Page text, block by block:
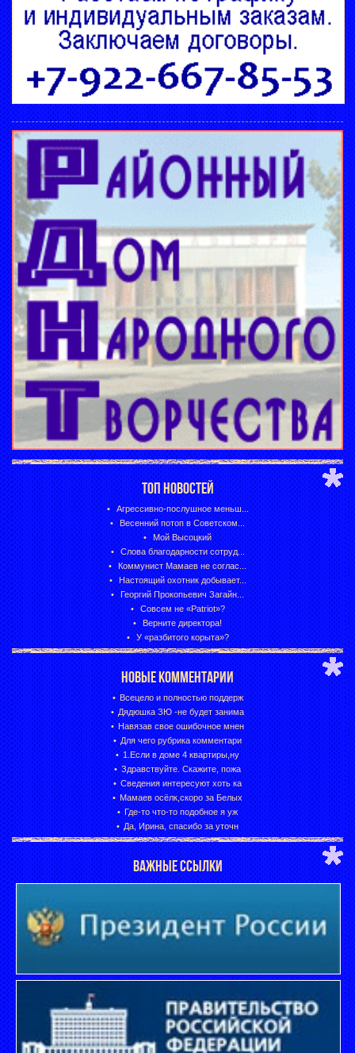
ТОП НОВОСТЕЙ
Агрессивно-послушное меньш...
Весенний потоп в Советском...
Мой Высоцкий
Слова благодарности сотруд...
Коммунист Мамаев не соглас...
Настоящий охотник добывает...
Георгий Прокопьевич Загайн...
Совсем не «Patriot»?
Верните директора!
У «разбитого корыта»?
НОВЫЕ КОММЕНТАРИИ
Всецело и полностью поддерж
Дядюшка ЗЮ -не будет занима
Навязав свое ошибочное мнен
Для чего рубрика комментари
1.Если в доме 4 квартиры,ну
Здравствуйте. Скажите, пожа
Сведения интересуют хоть ка
Мамаев осёлк,скоро за Белых
Где-то что-то подобное я уж
Да, Ирина, спасибо за уточн
ВАЖНЫЕ ССЫЛКИ